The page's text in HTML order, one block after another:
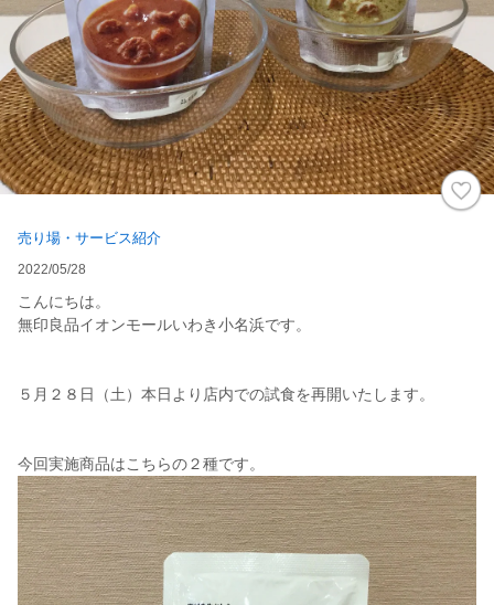
売り場・サービス紹介
2022/05/28
こんにちは。
無印良品イオンモールいわき小名浜です。
５月２８日（土）本日より店内での試食を再開いたします。
今回実施商品はこちらの２種です。